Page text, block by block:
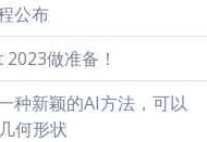
公布
做准备！
种新颖的AI方法，可以
何形状